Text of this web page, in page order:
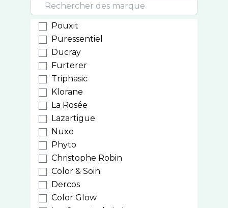
Pouxit
Puressentiel
Ducray
Furterer
Triphasic
Klorane
La Rosée
Lazartigue
Nuxe
Phyto
Christophe Robin
Color & Soin
Dercos
Color Glow